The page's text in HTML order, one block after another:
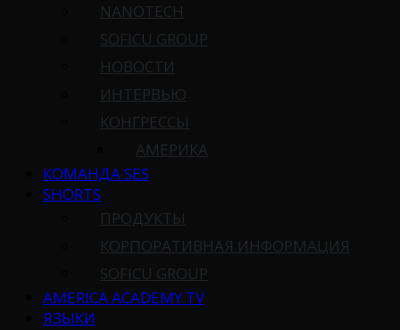
NANOTECH
SOFICU GROUP
НОВОСТИ
ИНТЕРВЬЮ
КОНГРЕССЫ
АМЕРИКА
КОМАНДА SES
SHORTS
ПРОДУКТЫ
КОРПОРАТИВНАЯ ИНФОРМАЦИЯ
SOFICU GROUP
AMERICA ACADEMY TV
ЯЗЫКИ